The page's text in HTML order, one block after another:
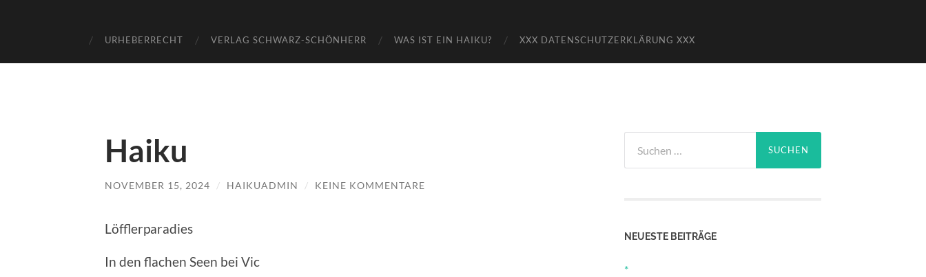
URHEBERRECHT VERLAG SCHWARZ-SCHÖNHERR WAS IST EIN HAIKU? XXX DATENSCHUTZERKLÄRUNG XXX
Haiku
NOVEMBER 15, 2024 / HAIKUADMIN / KEINE KOMMENTARE
Löfflerparadies
In den flachen Seen bei Vic
nach:
NEUESTE BEITRÄGE
*